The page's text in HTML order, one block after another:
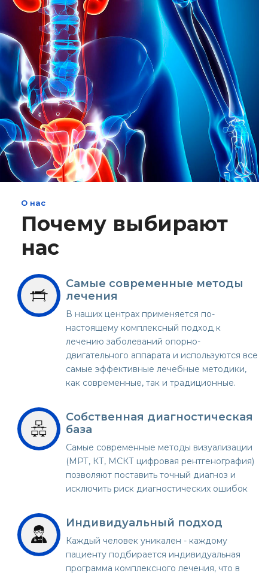
О нас
Почему выбирают
нас
Самые современные методы
лечения
В наших центрах применяется по-
настоящему комплексный подход к
лечению заболеваний опорно-
двигательного аппарата и используются все
самые эффективные лечебные методики,
как современные, так и традиционные.
Собственная диагностическая
база
Самые современные методы визуализации
(МРТ, КТ, МСКТ цифровая рентгенография)
позволяют поставить точный диагноз и
исключить риск диагностических ошибок
Индивидуальный подход
Каждый человек уникален - каждому
пациенту подбирается индивидуальная
программа комплексного лечения, что в